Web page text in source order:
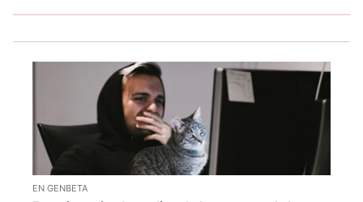
EN GENBETA